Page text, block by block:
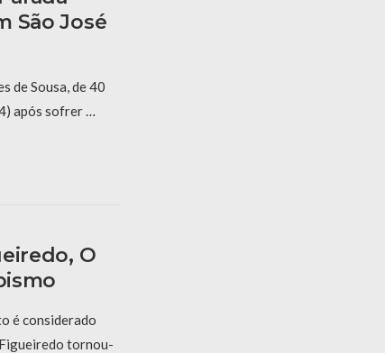
São José
de Sousa, de 40
após sofrer …
O
é considerado
tornou-